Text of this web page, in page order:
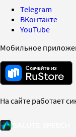
Telegram
ВКонтакте
YouTube
Мобильное
На сайте работает